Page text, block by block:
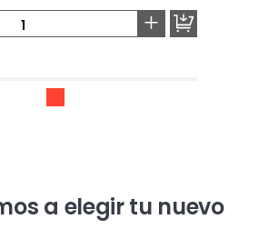
+
a elegir tu nuevo